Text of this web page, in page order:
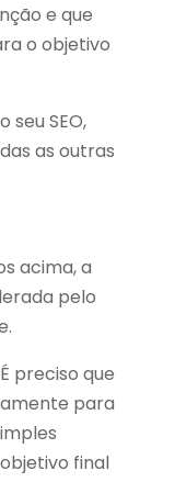
e que
o objetivo
seu SEO,
as outras
acima, a
pelo
preciso que
para
final